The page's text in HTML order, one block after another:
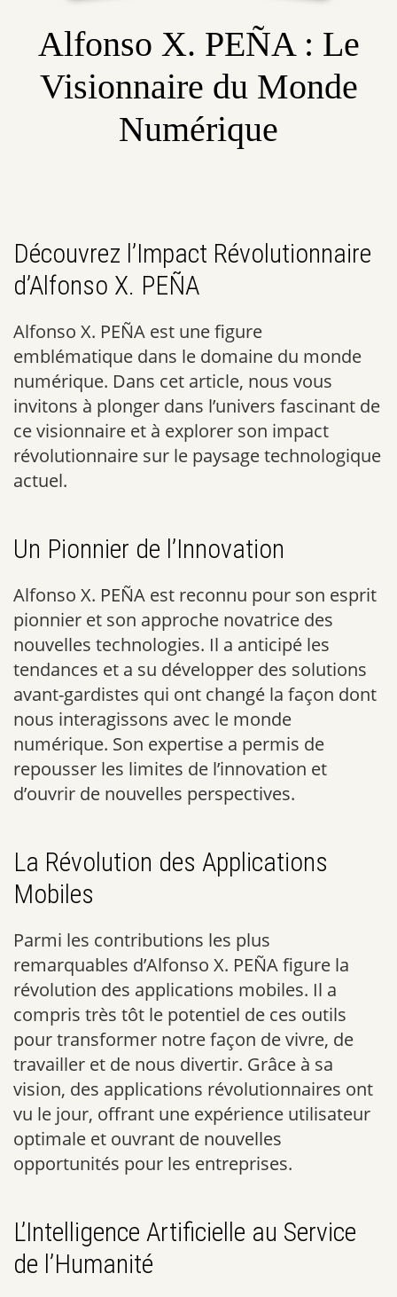
Alfonso X. PEÑA : Le
Visionnaire du Monde
Numérique
Découvrez l’Impact Révolutionnaire
d’Alfonso X. PEÑA
Alfonso X. PEÑA est une figure
emblématique dans le domaine du monde
numérique. Dans cet article, nous vous
invitons à plonger dans l’univers fascinant de
ce visionnaire et à explorer son impact
révolutionnaire sur le paysage technologique
actuel.
Un Pionnier de l’Innovation
Alfonso X. PEÑA est reconnu pour son esprit
pionnier et son approche novatrice des
nouvelles technologies. Il a anticipé les
tendances et a su développer des solutions
avant-gardistes qui ont changé la façon dont
nous interagissons avec le monde
numérique. Son expertise a permis de
repousser les limites de l’innovation et
d’ouvrir de nouvelles perspectives.
La Révolution des Applications
Mobiles
Parmi les contributions les plus
remarquables d’Alfonso X. PEÑA figure la
révolution des applications mobiles. Il a
compris très tôt le potentiel de ces outils
pour transformer notre façon de vivre, de
travailler et de nous divertir. Grâce à sa
vision, des applications révolutionnaires ont
vu le jour, offrant une expérience utilisateur
optimale et ouvrant de nouvelles
opportunités pour les entreprises.
L’Intelligence Artificielle au Service
de l’Humanité